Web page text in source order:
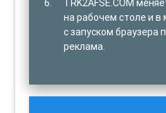
на рабочем столе и
с запуском браузера
реклама.